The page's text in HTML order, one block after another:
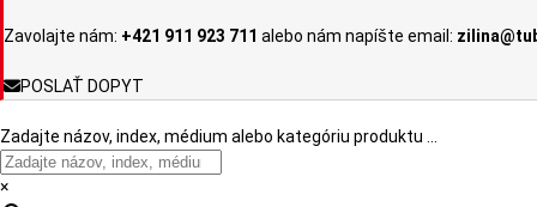
produktu.
Zavolajte nám: +421 911 923 711 alebo nám napíšte email:
POSLAŤ DOPYT
Zadajte názov, index, médium alebo kategóriu produktu …
×